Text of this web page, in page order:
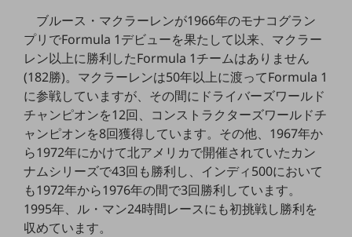
セキュリティ
その他のお悩みはこちら
業界から見つける
業界から見つけるTOP
製造業
小売・卸売業
運輸業
建設業
地域産業
ブルース・マクラーレンが1966年のモナコグラン
プリでFormula 1デビューを果たして以来、マクラー
レン以上に勝利したFormula 1チームはありません
(182勝)。マクラーレンは50年以上に渡ってFormula 1
に参戦していますが、その間にドライバーズワールド
チャンピオンを12回、コンストラクターズワールドチ
ャンピオンを8回獲得しています。その他、1967年か
ら1972年にかけて北アメリカで開催されていたカン
ナムシリーズで43回も勝利し、インディ500において
も1972年から1976年の間で3回勝利しています。
1995年、ル・マン24時間レースにも初挑戦し勝利を
収めています。